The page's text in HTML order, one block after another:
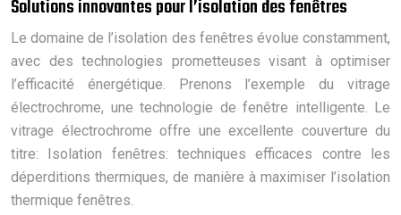
Solutions innovantes pour l’isolation des fenêtres
Le domaine de l’isolation des fenêtres évolue constamment,
avec des technologies prometteuses visant à optimiser
l’efficacité énergétique. Prenons l’exemple du vitrage
électrochrome, une technologie de fenêtre intelligente. Le
vitrage électrochrome offre une excellente couverture du
titre: Isolation fenêtres: techniques efficaces contre les
déperditions thermiques, de manière à maximiser l’isolation
thermique fenêtres.